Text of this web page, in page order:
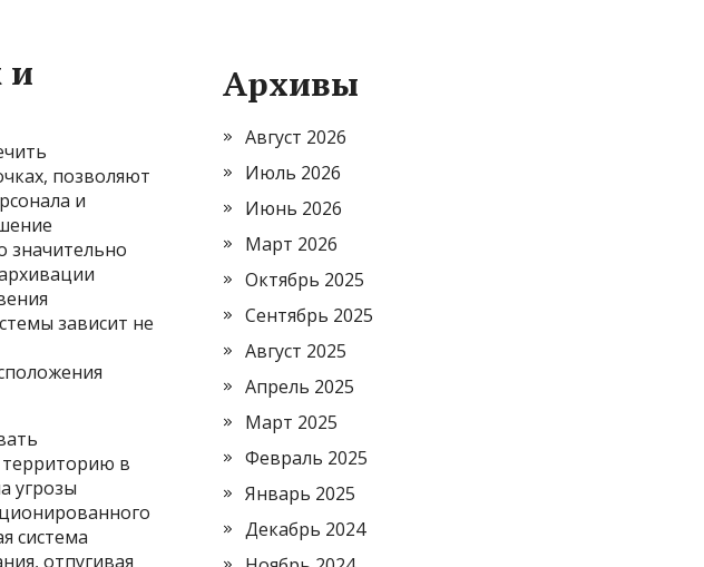
и
позволяют
и
значительно
зависит не
в
угрозы
система
отпугивая
Архивы
Август 2026
Июль 2026
Июнь 2026
Март 2026
Октябрь 2025
Сентябрь 2025
Август 2025
Апрель 2025
Март 2025
Февраль 2025
Январь 2025
Декабрь 2024